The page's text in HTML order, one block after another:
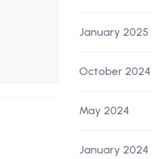
January 2025
October 2024
May 2024
January 2024